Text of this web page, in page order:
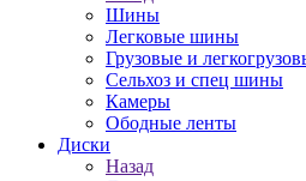
Шины
Легковые шины
Грузовые и
Сельхоз и спец шины
Камеры
Ободные ленты
Диски
Назад